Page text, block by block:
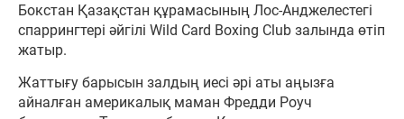
Бокстан Қазақстан құрамасының Лос-Анджелестегі
спаррингтері әйгілі Wild Card Boxing Club залында өтіп
жатыр.
Жаттығу барысын залдың иесі әрі аты аңызға
айналған америкалық маман Фредди Роуч